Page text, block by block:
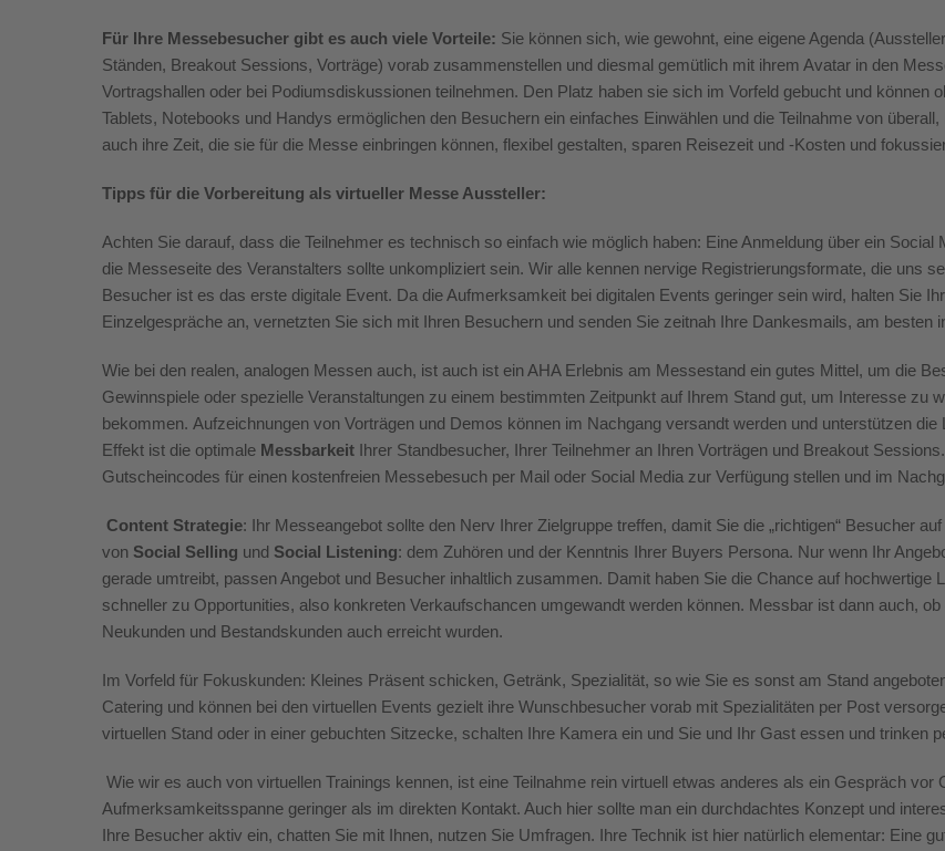
Für Ihre Messebesucher gibt es auch viele Vorteile: Sie können sich, wie gewohnt, eine eigene Agenda
Ständen, Breakout Sessions, Vorträge) vorab zusammenstellen und diesmal gemütlich mit ihrem Avatar in den
Vortragshallen oder bei Podiumsdiskussionen teilnehmen. Den Platz haben sie sich im Vorfeld gebucht und können
Tablets, Notebooks und Handys ermöglichen den Besuchern ein einfaches Einwählen und die Teilnahme von
auch ihre Zeit, die sie für die Messe einbringen können, flexibel gestalten, sparen Reisezeit und -Kosten und
Tipps für die Vorbereitung als virtueller Messe Aussteller:
Achten Sie darauf, dass die Teilnehmer es technisch so einfach wie möglich haben: Eine Anmeldung über ein Social
die Messeseite des Veranstalters sollte unkompliziert sein. Wir alle kennen nervige Registrierungsformate, die uns
Besucher ist es das erste digitale Event. Da die Aufmerksamkeit bei digitalen Events geringer sein wird, halten Sie
Einzelgespräche an, vernetzten Sie sich mit Ihren Besuchern und senden Sie zeitnah Ihre Dankesmails, am besten
Wie bei den realen, analogen Messen auch, ist auch ist ein AHA Erlebnis am Messestand ein gutes Mittel, um die
Gewinnspiele oder spezielle Veranstaltungen zu einem bestimmten Zeitpunkt auf Ihrem Stand gut, um Interesse zu
bekommen. Aufzeichnungen von Vorträgen und Demos können im Nachgang versandt werden und unterstützen
Effekt ist die optimale Messbarkeit Ihrer Standbesucher, Ihrer Teilnehmer an Ihren Vorträgen und Breakout
Gutscheincodes für einen kostenfreien Messebesuch per Mail oder Social Media zur Verfügung stellen und im
Content Strategie: Ihr Messeangebot sollte den Nerv Ihrer Zielgruppe treffen, damit Sie die „richtigen“ Besucher
von Social Selling und Social Listening: dem Zuhören und der Kenntnis Ihrer Buyers Persona. Nur wenn Ihr
gerade umtreibt, passen Angebot und Besucher inhaltlich zusammen. Damit haben Sie die Chance auf hochwertige
schneller zu Opportunities, also konkreten Verkaufschancen umgewandt werden können. Messbar ist dann auch,
Neukunden und Bestandskunden auch erreicht wurden.
Im Vorfeld für Fokuskunden: Kleines Präsent schicken, Getränk, Spezialität, so wie Sie es sonst am Stand
Catering und können bei den virtuellen Events gezielt ihre Wunschbesucher vorab mit Spezialitäten per Post
virtuellen Stand oder in einer gebuchten Sitzecke, schalten Ihre Kamera ein und Sie und Ihr Gast essen und trinken
Wie wir es auch von virtuellen Trainings kennen, ist eine Teilnahme rein virtuell etwas anderes als ein Gespräch
Aufmerksamkeitsspanne geringer als im direkten Kontakt. Auch hier sollte man ein durchdachtes Konzept und
Ihre Besucher aktiv ein, chatten Sie mit Ihnen, nutzen Sie Umfragen. Ihre Technik ist hier natürlich elementar: Eine